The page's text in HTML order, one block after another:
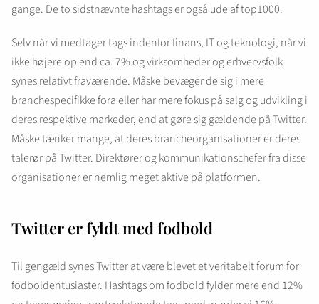
gange. De to sidstnævnte hashtags er også ude af top1000.
Selv når vi medtager tags indenfor finans, IT og teknologi, når vi
ikke højere op end ca. 7% og virksomheder og erhvervsfolk
synes relativt fraværende. Måske bevæger de sig i mere
branchespecifikke fora eller har mere fokus på salg og udvikling i
deres respektive markeder, end at gøre sig gældende på Twitter.
Måske tænker mange, at deres brancheorganisationer er deres
talerør på Twitter. Direktører og kommunikationschefer fra disse
organisationer er nemlig meget aktive på platformen.
Twitter er fyldt med fodbold
Til gengæld synes Twitter at være blevet et veritabelt forum for
fodboldentusiaster. Hashtags om fodbold fylder mere end 12%